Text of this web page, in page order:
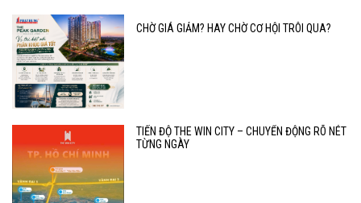
CHỜ GIÁ GIẢM? HAY CHỜ CƠ HỘI TRÔI QUA?
TIẾN ĐỘ THE WIN CITY – CHUYỂN ĐỘNG RÕ NÉT
TỪNG NGÀY